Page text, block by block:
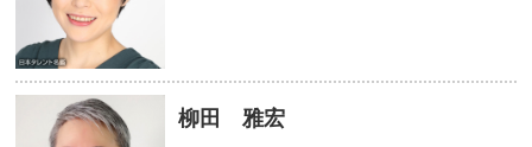
柳田 雅宏